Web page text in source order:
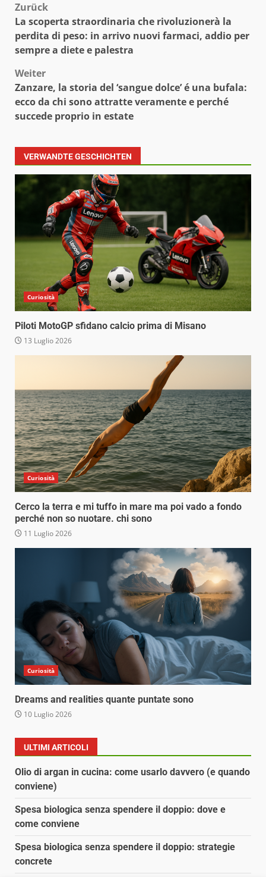
Beitragsnavigation
Zurück
La scoperta straordinaria che rivoluzionerà la
perdita di peso: in arrivo nuovi farmaci, addio per
sempre a diete e palestra
Weiter
Zanzare, la storia del ‘sangue dolce’ é una bufala:
ecco da chi sono attratte veramente e perché
succede proprio in estate
VERWANDTE GESCHICHTEN
Curiosità
Piloti MotoGP sfidano calcio prima di Misano
13 Luglio 2026
Curiosità
Cerco la terra e mi tuffo in mare ma poi vado a fondo
perché non so nuotare. chi sono
11 Luglio 2026
Curiosità
Dreams and realities quante puntate sono
10 Luglio 2026
ULTIMI ARTICOLI
Olio di argan in cucina: come usarlo davvero (e quando
conviene)
Spesa biologica senza spendere il doppio: dove e
come conviene
Spesa biologica senza spendere il doppio: strategie
concrete